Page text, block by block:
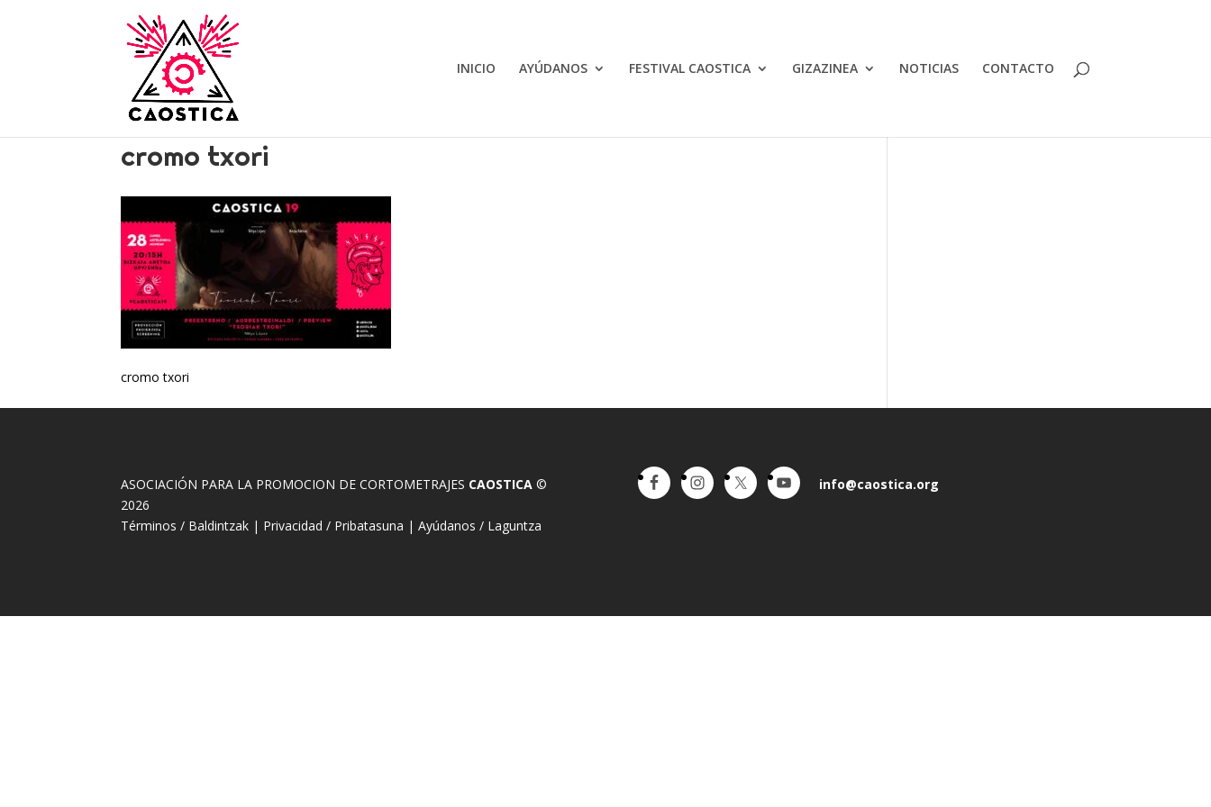
INICIO AYÚDANOS FESTIVAL CAOSTICA GIZAZINEA NOTICIAS CONTACTO
cromo txori
cromo txori
ASOCIACIÓN PARA LA PROMOCION DE CORTOMETRAJES CAOSTICA ©
2026
Términos / Baldintzak | Privacidad / Pribatasuna |Ayúdanos / Laguntza
info@caostica.org